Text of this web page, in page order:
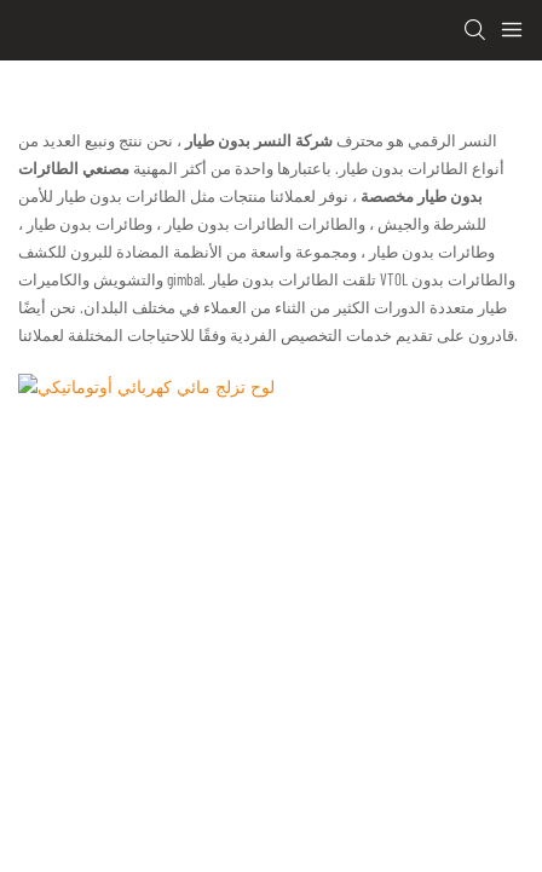
النسر الرقمي هو محترف شركة النسر بدون طيار ، نحن ننتج ونبيع العديد من
أنواع الطائرات بدون طيار. باعتبارها واحدة من أكثر المهنية مصنعي الطائرات
بدون طيار مخصصة ، نوفر لعملائنا منتجات مثل الطائرات بدون طيار للأمن
للشرطة والجيش ، والطائرات الطائرات بدون طيار ، وطائرات بدون طيار ،
وطائرات بدون طيار ، ومجموعة واسعة من الأنظمة المضادة للبرون للكشف
والتشويش والكاميرات gimbal. تلقت الطائرات بدون طيار VTOL والطائرات بدون
طيار متعددة الدورات الكثير من الثناء من العملاء في مختلف البلدان. نحن أيضًا
قادرون على تقديم خدمات التخصيص الفردية وفقًا للاحتياجات المختلفة لعملائنا.